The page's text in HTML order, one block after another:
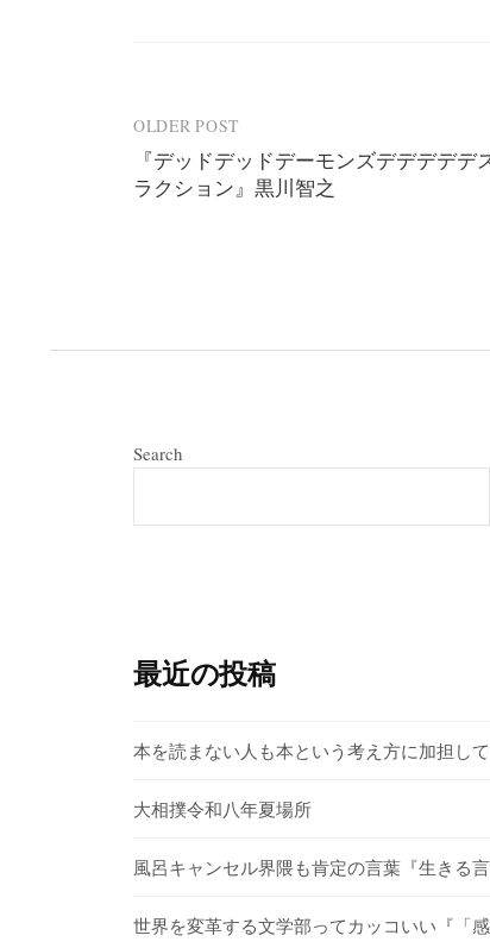
Post
navigation
OLDER POST
『デッドデッドデーモンズデデデデデ
ラクション』黒川智之
Search
最近の投稿
本を読まない人も本という考え方に加担し
大相撲令和八年夏場所
風呂キャンセル界隈も肯定の言葉『生きる
世界を変革する文学部ってカッコいい『「